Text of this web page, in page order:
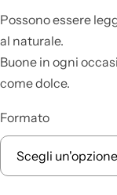
Possono essere
al naturale.
Buone in ogni
come dolce.
Formato